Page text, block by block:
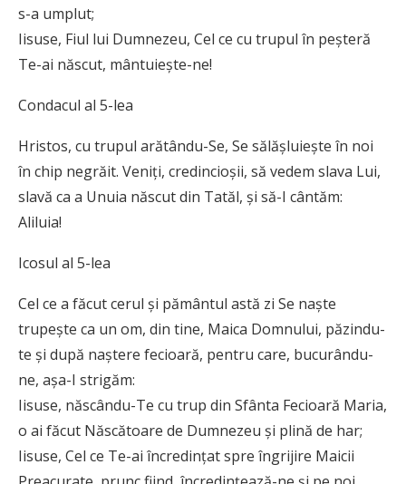
s-a umplut;
Iisuse, Fiul lui Dumnezeu, Cel ce cu trupul în peşteră
Te-ai născut, mântuieşte-ne!
Condacul al 5-lea
Hristos, cu trupul arătându-Se, Se sălăşluieşte în noi
în chip negrăit. Veniţi, credincioşii, să vedem slava Lui,
slavă ca a Unuia născut din Tatăl, şi să-I cântăm:
Aliluia!
Icosul al 5-lea
Cel ce a făcut cerul şi pământul astă zi Se naşte
trupeşte ca un om, din tine, Maica Domnului, păzindu-
te şi după naştere fecioară, pentru care, bucurându-
ne, aşa-I strigăm:
Iisuse, născându-Te cu trup din Sfânta Fecioară Maria,
o ai făcut Născătoare de Dumnezeu şi plină de har;
Iisuse, Cel ce Te-ai încredinţat spre îngrijire Maicii